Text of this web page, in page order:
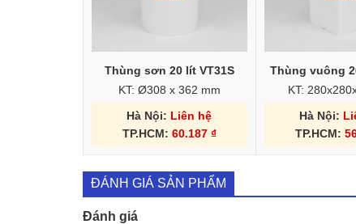
Thùng sơn 20 lít VT31S
KT: Ø308 x 362 mm
Hà Nội: Liên hệ
TP.HCM: 60.187 ₫
Thùng vuông
KT:
Hà Nội:
TP.HCM:
ĐÁNH GIÁ SẢN PHẨM
Đánh giá